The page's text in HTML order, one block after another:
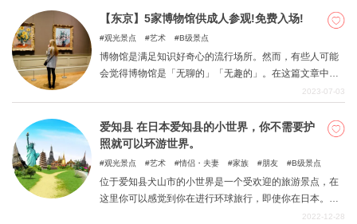
【东京】5家博物馆供成人参观!免费入场!
观光景点 艺术 B级景点
博物馆是满足知识好奇心的流行场所。然而，有些人可能
会觉得博物馆是「无聊的」「无趣的」。在这篇文章中，
我们介绍一些推荐的东京的博物馆，成年人应该去参观。
2023-07-03
爱知县 在日本爱知县的小世界，你不需要护
照就可以环游世界。
观光景点 艺术 情侣・夫妻 家族 朋友 B级景点
位于爱知县犬山市的小世界是一个受欢迎的旅游景点，在
这里你可以感觉到你在进行环球旅行，即使你在日本。本
文介绍了小世界的亮点和推荐的课程，让人倍感乐趣。
2022-12-28